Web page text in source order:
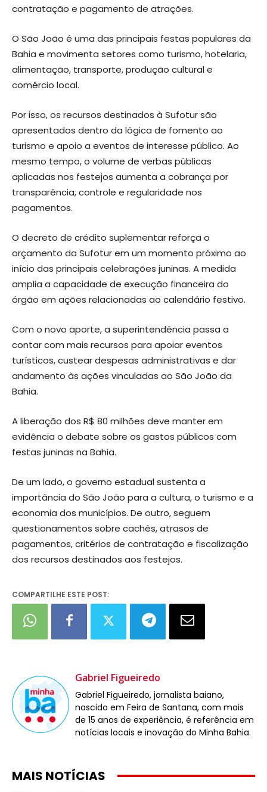
contratação e pagamento de atrações.
O São João é uma das principais festas populares da
Bahia e movimenta setores como turismo, hotelaria,
alimentação, transporte, produção cultural e
comércio local.
Por isso, os recursos destinados à Sufotur são
apresentados dentro da lógica de fomento ao
turismo e apoio a eventos de interesse público. Ao
mesmo tempo, o volume de verbas públicas
aplicadas nos festejos aumenta a cobrança por
transparência, controle e regularidade nos
pagamentos.
O decreto de crédito suplementar reforça o
orçamento da Sufotur em um momento próximo ao
início das principais celebrações juninas. A medida
amplia a capacidade de execução financeira do
órgão em ações relacionadas ao calendário festivo.
Com o novo aporte, a superintendência passa a
contar com mais recursos para apoiar eventos
turísticos, custear despesas administrativas e dar
andamento às ações vinculadas ao São João da
Bahia.
A liberação dos R$ 80 milhões deve manter em
evidência o debate sobre os gastos públicos com
festas juninas na Bahia.
De um lado, o governo estadual sustenta a
importância do São João para a cultura, o turismo e a
economia dos municípios. De outro, seguem
questionamentos sobre cachês, atrasos de
pagamentos, critérios de contratação e fiscalização
dos recursos destinados aos festejos.
COMPARTILHE ESTE POST:
Gabriel Figueiredo
Gabriel Figueiredo, jornalista baiano,
nascido em Feira de Santana, com mais
de 15 anos de experiência, é referência em
notícias locais e inovação do Minha Bahia.
MAIS NOTÍCIAS